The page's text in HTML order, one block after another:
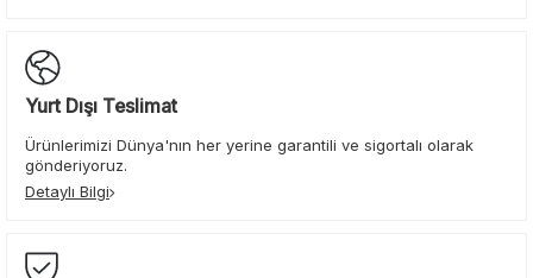
Yurt Dışı Teslimat
Ürünlerimizi Dünya'nın her yerine garantili ve sigortalı olarak
gönderiyoruz.
Detaylı Bilgi